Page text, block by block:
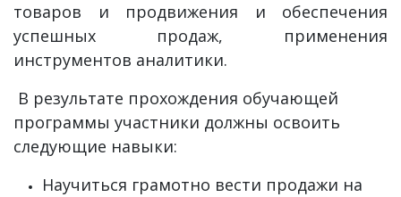
товаров и продвижения и обеспечения
успешных продаж, применения
инструментов аналитики.
В результате прохождения обучающей
программы участники должны освоить
следующие навыки:
Научиться грамотно вести продажи на